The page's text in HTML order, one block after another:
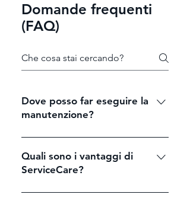
Domande frequenti
(FAQ)
Dove posso far eseguire la
manutenzione?
I servizi inclusi nel contratto possono
essere eseguiti presso qualsiasi
partner di assistenza autorizzato
Quali sono i vantaggi di
ServiceCare?
ServiceCare include tutte le